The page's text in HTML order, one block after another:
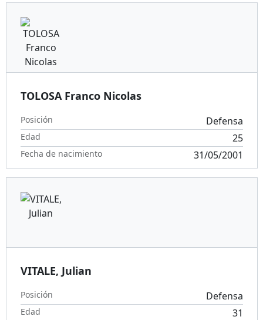
TOLOSA Franco Nicolas
Posición Defensa
Edad 25
Fecha de nacimiento 31/05/2001
VITALE, Julian
Posición Defensa
Edad 31